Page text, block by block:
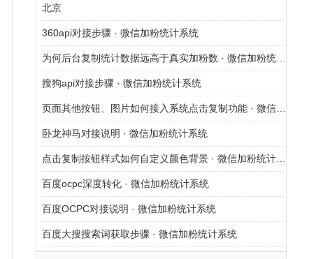
北京
360api对接步骤 · 微信加粉统计系统
为何后台复制统计数据远高于真实加粉数 · 微信加粉统计系统
搜狗api对接步骤 · 微信加粉统计系统
页面其他按钮、图片如何接入系统点击复制功能 · 微信加粉统计系统
卧龙神马对接说明 · 微信加粉统计系统
点击复制按钮样式如何自定义颜色背景 · 微信加粉统计系统
百度ocpc深度转化 · 微信加粉统计系统
百度OCPC对接说明 · 微信加粉统计系统
百度大搜搜索词获取步骤 · 微信加粉统计系统